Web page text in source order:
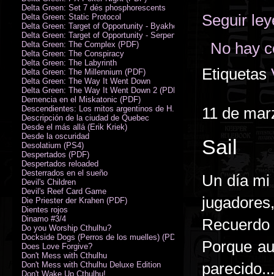
Seguir
No hay
Etiquetas
11 de
Sail
Un día
Porque
Delta Green: Set 7 dés phosphorescents
Delta Green: Static Protocol
Delta Green: Target of Opportunity - Byakhee
Delta Green: Target of Opportunity - Serpent Man
Delta Green: The Complex (PDF)
Delta Green: The Conspiracy
Delta Green: The Labyrinth
Delta Green: The Millennium (PDF)
Delta Green: The Way It Went Down
Delta Green: The Way It Went Down 2 (PDF)
Demencia en el Miskatonic (PDF)
Descendientes: Los mitos argentinos de H.P. Lovecraft
Descripción de la ciudad de Quebec
Desde el más allá (Erik Kriek)
Desde la oscuridad
Desolatium (PS4)
Despertados (PDF)
Despertados reloaded
Desterrados en el sueño
Devil's Children
Devil's Reef Card Game
Die Priester der Krahen (PDF)
Dientes rojos
Dinamo #3/4
Do you Worship Cthulhu?
Dockside Dogs (Perros de los muelles) (PDF)
Does Love Forgive?
Don't Mess with Cthulhu
Don't Mess with Cthulhu Deluxe Edition
Don't Wake Up Cthulhu!